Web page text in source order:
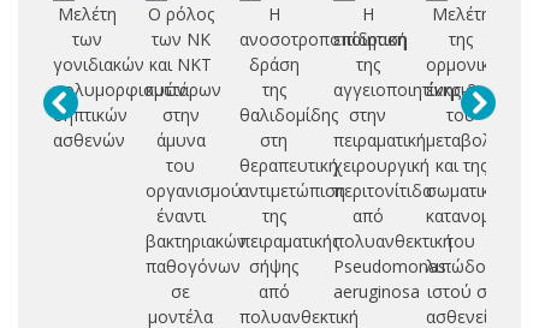
Μελέτη
των
γονιδιακών
πολυμορφισμών
σηπτικών
ασθενών
Ο ρόλος
των ΝΚ
και ΝΚΤ
κυττάρων
στην
άμυνα
του
οργανισμού
έναντι
βακτηριακών
παθογόνων
σε
μοντέλα
Η
ανοσοτροποποιητική
δράση
της
θαλιδομίδης
στη
θεραπευτική
αντιμετώπιση
της
πειραματικής
σήψης
από
πολυανθεκτική
Η
επίδραση
της
αγγειοποιητίνης-2
στην
πειραματική
χειρουργική
περιτονίτιδα
από
πολυανθεκτική
Pseudomonas
aeruginosa
Μελέτη
της
ορμονικής
έκκρισης,
του
μεταβολισμού
και της
σωματικής
κατανομής
του
λιπώδους
ιστού σε
ασθενείς